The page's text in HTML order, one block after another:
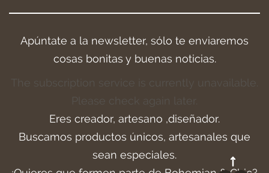
Apúntate a la newsletter, sólo te enviaremos
cosas bonitas y buenas noticias.
The subscription service is currently unavailable.
Please check again later.
Eres creador, artesano ,diseñador.
Buscamos productos únicos, artesanales que
sean especiales.